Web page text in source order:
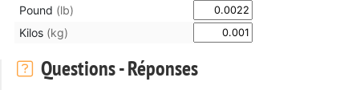
Pound (lb)
Kilos (kg)
Questions - Réponses